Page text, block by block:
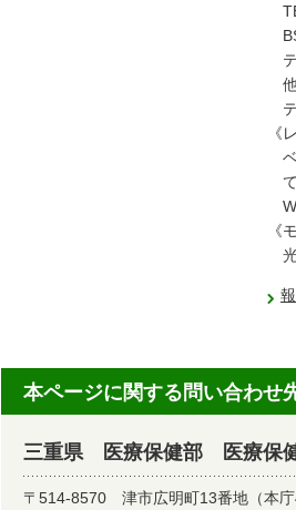
テ
他
テ
《
ベ
て
《
光
本ページに関する問い合わせ
三重県 医療保健部 医療保
〒514-8570 津市広明町13番地（本庁